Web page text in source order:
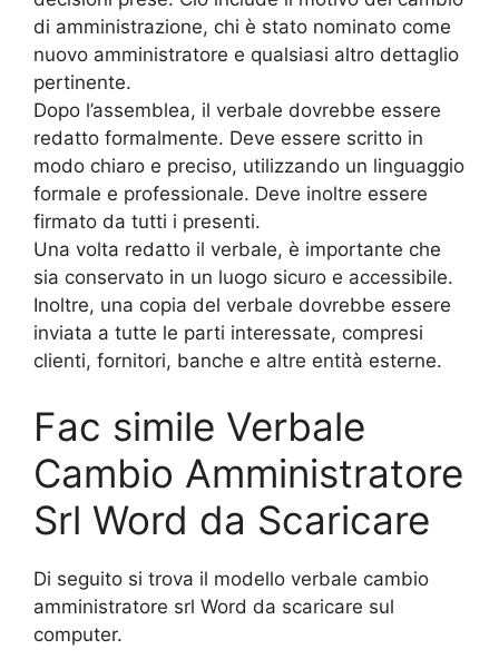
di amministrazione, chi è stato nominato come
nuovo amministratore e qualsiasi altro dettaglio
pertinente.
Dopo l’assemblea, il verbale dovrebbe essere
redatto formalmente. Deve essere scritto in
modo chiaro e preciso, utilizzando un linguaggio
formale e professionale. Deve inoltre essere
firmato da tutti i presenti.
Una volta redatto il verbale, è importante che
sia conservato in un luogo sicuro e accessibile.
Inoltre, una copia del verbale dovrebbe essere
inviata a tutte le parti interessate, compresi
clienti, fornitori, banche e altre entità esterne.
Fac simile Verbale
Cambio Amministratore
Srl Word da Scaricare
Di seguito si trova il modello verbale cambio
amministratore srl Word da scaricare sul
computer.